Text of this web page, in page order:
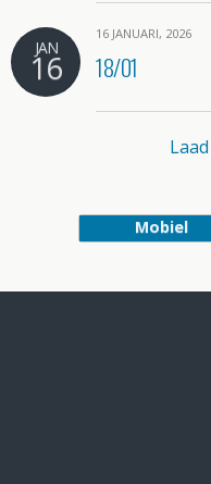
JAN
16
16 JANUARI, 2026
18/01
Mobiel